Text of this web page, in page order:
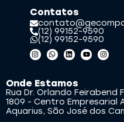
Contatos
(12) 99152-9590
(12) 99152-9590
Onde Estamos
Rua Dr. Orlando Feirabend
1809 - Centro Empresarial
Aquarius, São José dos